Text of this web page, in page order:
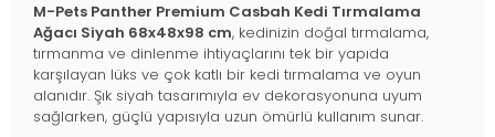
M-Pets Panther Premium Casbah Kedi Tırmalama
Ağacı Siyah 68x48x98 cm, kedinizin doğal tırmalama,
tırmanma ve dinlenme ihtiyaçlarını tek bir yapıda
karşılayan lüks ve çok katlı bir kedi tırmalama ve oyun
alanıdır. Şık siyah tasarımıyla ev dekorasyonuna uyum
sağlarken, güçlü yapısıyla uzun ömürlü kullanım sunar.